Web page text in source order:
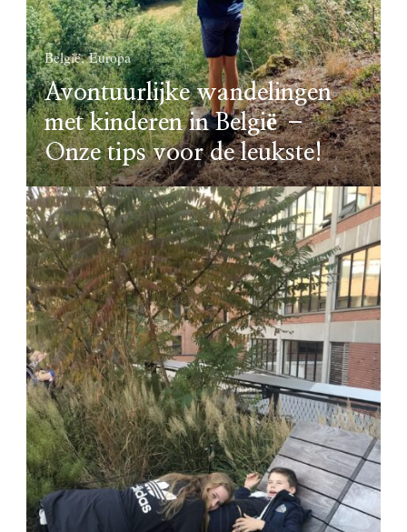
België Europa
Avontuurlijke wandelingen
met kinderen in België –
Onze tips voor de leukste!